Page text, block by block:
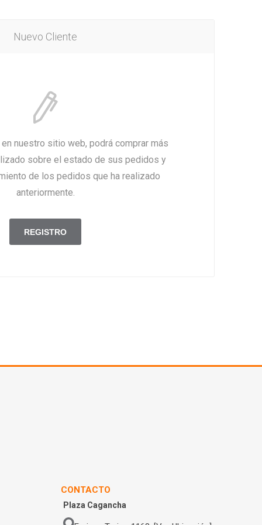
Nuevo Cliente
nuestro sitio web, podrá comprar más
sobre el estado de sus pedidos y
de los pedidos que ha realizado
anteriormente.
CONTACTO
Plaza Cagancha